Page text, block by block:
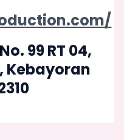
99 RT 04,
Kebayoran